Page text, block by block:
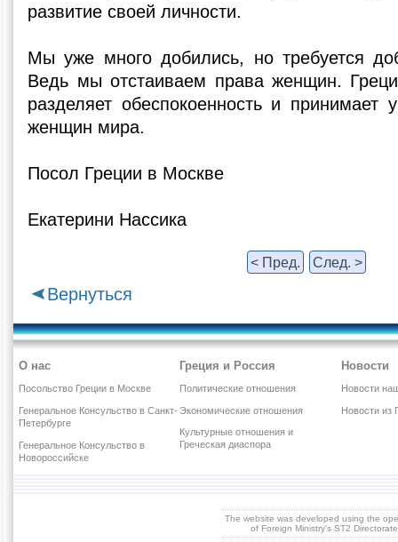
развитие своей личности.
Мы уже много добились, но требуется
Ведь мы отстаиваем права женщин.
разделяет обеспокоенность и принимает
женщин мира.
Посол Греции в Москве
Екатерини Нассика
< Пред. След. >
Вернуться
О нас
Посольство Греции в Москве
Генеральное Консульство в Санкт-
Петербурге
Генеральное Консульство в
Новороссийске
Греция и Россия
Политические отношения
Экономические отношения
Культурные отношения и
Греческая диаспора
Новости
Новости
Новости из
The website was developed using the
of Foreign Ministry's ST2